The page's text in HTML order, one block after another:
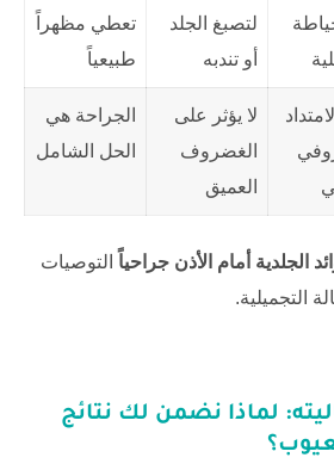
لتصبغ الجلد
أو تندبه
تعطي مظهراً
طبيعياً
لا يؤثر على
الغضروف
العميق
الجراحة هي
الحل الشامل
الجلدية أمام الأذن جراحياً التوصيات
التجميلية.
لماذا نضمن لك نتائج